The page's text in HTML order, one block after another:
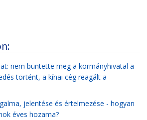
nem büntette meg a kormányhivatal a
történt, a kínai cég reagált a
jelentése és értelmezése - hogyan
éves hozama?